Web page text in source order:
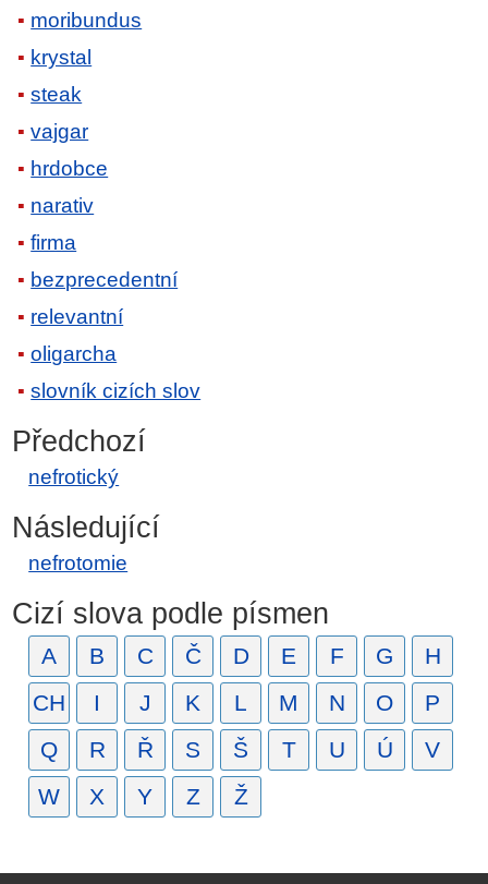
moribundus
krystal
steak
vajgar
hrdobce
narativ
firma
bezprecedentní
relevantní
oligarcha
slovník cizích slov
Předchozí
nefrotický
Následující
nefrotomie
Cizí slova podle písmen
A B C Č D E F G
H
CH
I J K L M N O
P
Q
R Ř S Š T U Ú
V
W
X Y Z Ž